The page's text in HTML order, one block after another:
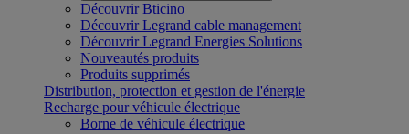
Découvrir Bticino
Découvrir Legrand cable management
Découvrir Legrand Energies Solutions
Nouveautés produits
Produits supprimés
Distribution, protection et gestion de l'énergie
Recharge pour véhicule électrique
Borne de véhicule électrique